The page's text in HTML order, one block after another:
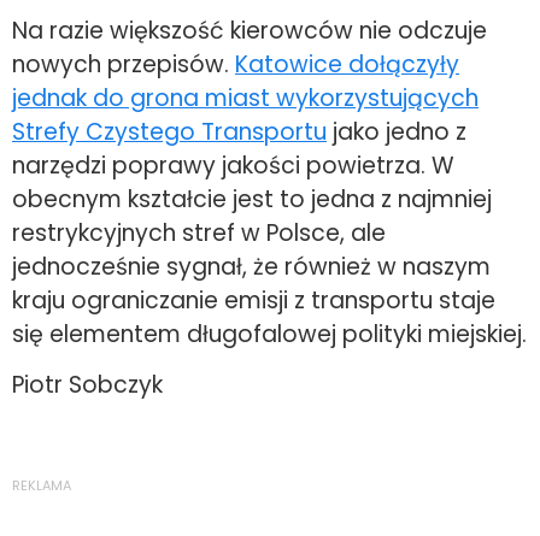
Na razie większość kierowców nie odczuje
nowych przepisów. Katowice dołączyły
jednak do grona miast wykorzystujących
Strefy Czystego Transportu jako jedno z
narzędzi poprawy jakości powietrza. W
obecnym kształcie jest to jedna z najmniej
restrykcyjnych stref w Polsce, ale
jednocześnie sygnał, że również w naszym
kraju ograniczanie emisji z transportu staje
się elementem długofalowej polityki miejskiej.
Piotr Sobczyk
REKLAMA